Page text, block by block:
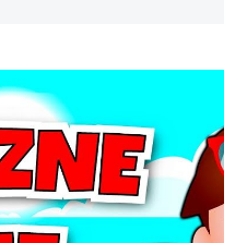
Bezpiecznych
wakacji